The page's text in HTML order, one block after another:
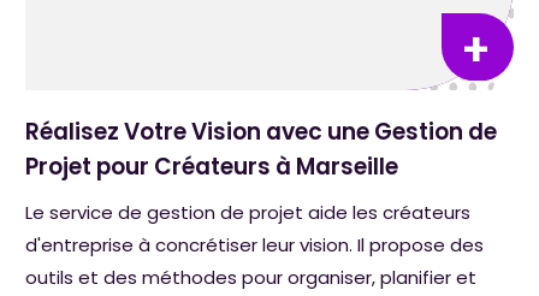
Réalisez Votre Vision avec une Gestion de
Projet pour Créateurs à Marseille
Le service de gestion de projet aide les créateurs
d'entreprise à concrétiser leur vision. Il propose des
outils et des méthodes pour organiser, planifier et